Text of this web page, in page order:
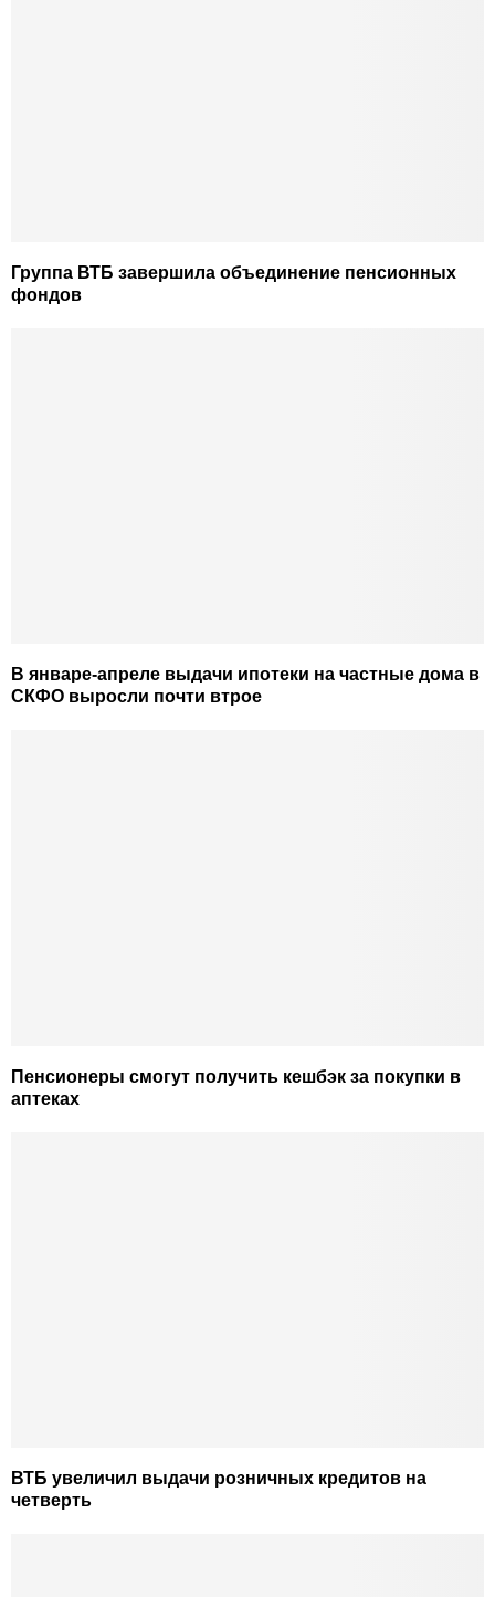
Группа ВТБ завершила объединение пенсионных
фондов
В январе-апреле выдачи ипотеки на частные дома в
СКФО выросли почти втрое
Пенсионеры смогут получить кешбэк за покупки в
аптеках
ВТБ увеличил выдачи розничных кредитов на
четверть